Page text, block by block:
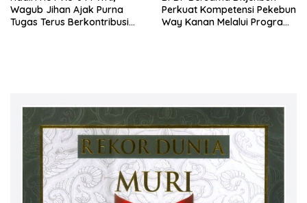
Wagub Jihan Ajak Purna
Tugas Terus Berkontribusi
Perkuat Kompetensi Pekebun
Way Kanan Melalui Program